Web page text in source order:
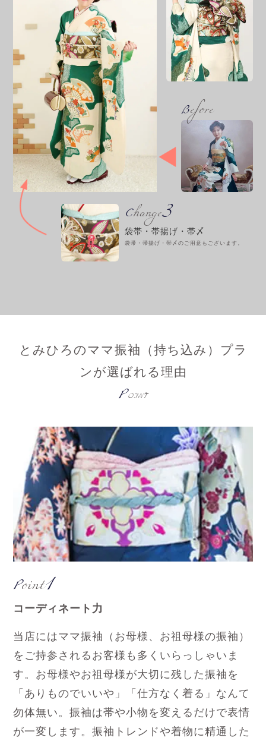
Before
Change3
袋帯・帯揚げ・帯〆
袋帯・帯揚げ・帯〆のご用意もございます。
とみひろのママ振袖（持ち込み）プラ
ンが選ばれる理由
POINT
Point1
コーディネート力
当店にはママ振袖（お母様、お祖母様の振袖）
をご持参されるお客様も多くいらっしゃいま
す。お母様やお祖母様が大切に残した振袖を
「ありものでいいや」「仕方なく着る」なんて
勿体無い。振袖は帯や小物を変えるだけで表情
が一変します。振袖トレンドや着物に精通した